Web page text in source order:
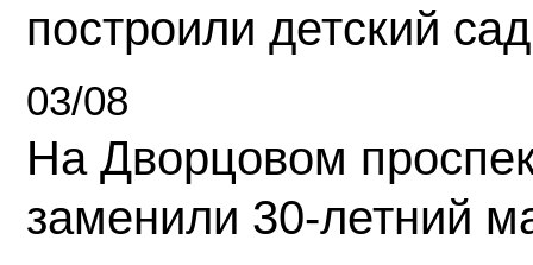
построили детский сад
03/08
На Дворцовом
заменили 30-летний